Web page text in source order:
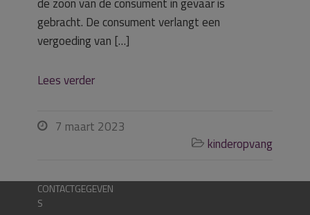
gebracht. De consument verlangt een
vergoeding van […]
Lees verder
 7 maart 2023
 kinderopvang
CONTACTGEGEVEN
S